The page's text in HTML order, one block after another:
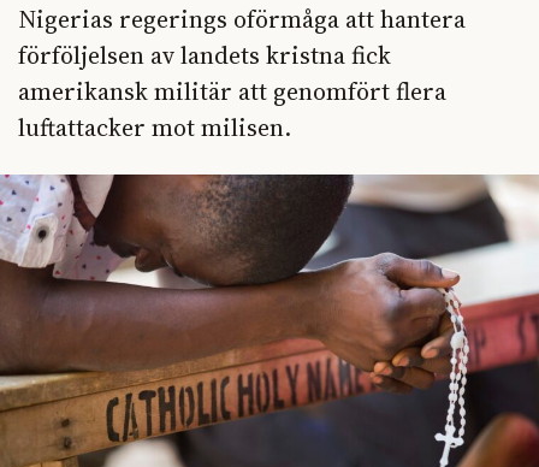
Nigerias regerings oförmåga att hantera
förföljelsen av landets kristna fick
amerikansk militär att genomfört flera
luftattacker mot milisen.